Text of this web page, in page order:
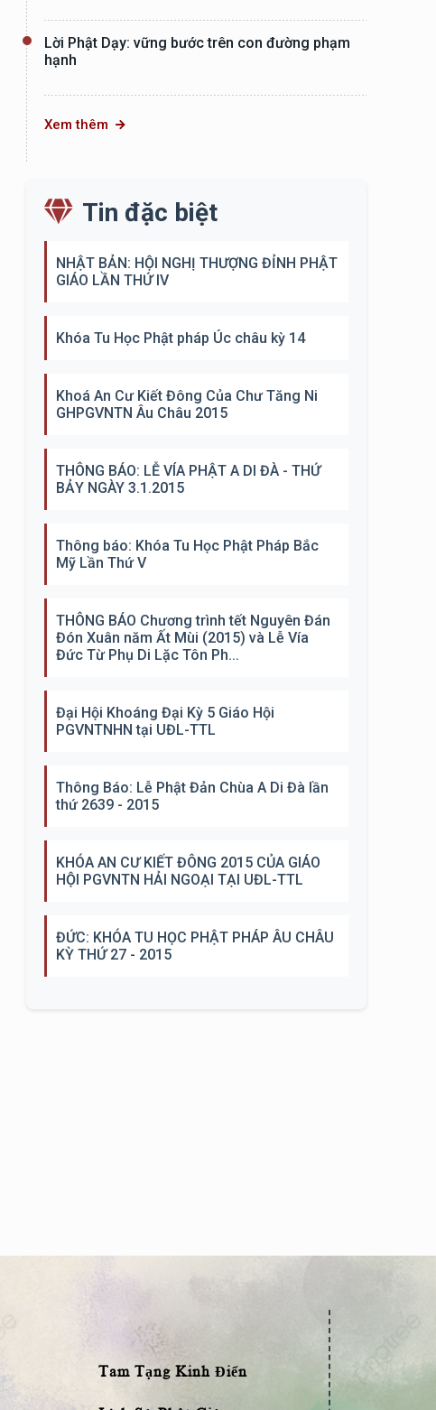
Lời Phật Dạy: vững bước trên con đường phạm
hạnh
Xem thêm
Tin đặc biệt
NHẬT BẢN: HỘI NGHỊ THƯỢNG ĐỈNH PHẬT
GIÁO LẦN THỨ IV
Khóa Tu Học Phật pháp Úc châu kỳ 14
Khoá An Cư Kiết Đông Của Chư Tăng Ni
GHPGVNTN Âu Châu 2015
THÔNG BÁO: LỄ VÍA PHẬT A DI ĐÀ - THỨ
BẢY NGÀY 3.1.2015
Thông báo: Khóa Tu Học Phật Pháp Bắc
Mỹ Lần Thứ V
THÔNG BÁO Chương trình tết Nguyên Đán
Đón Xuân năm Ất Mùi (2015) và Lễ Vía
Đức Từ Phụ Di Lặc Tôn Ph...
Đại Hội Khoáng Đại Kỳ 5 Giáo Hội
PGVNTNHN tại UĐL-TTL
Thông Báo: Lễ Phật Đản Chùa A Di Đà lần
thứ 2639 - 2015
KHÓA AN CƯ KIẾT ĐÔNG 2015 CỦA GIÁO
HỘI PGVNTN HẢI NGOẠI TẠI UĐL-TTL
ĐỨC: KHÓA TU HỌC PHẬT PHÁP ÂU CHÂU
KỲ THỨ 27 - 2015
Tam Tạng Kinh Điển